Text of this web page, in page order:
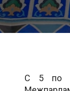
С 5 по 9